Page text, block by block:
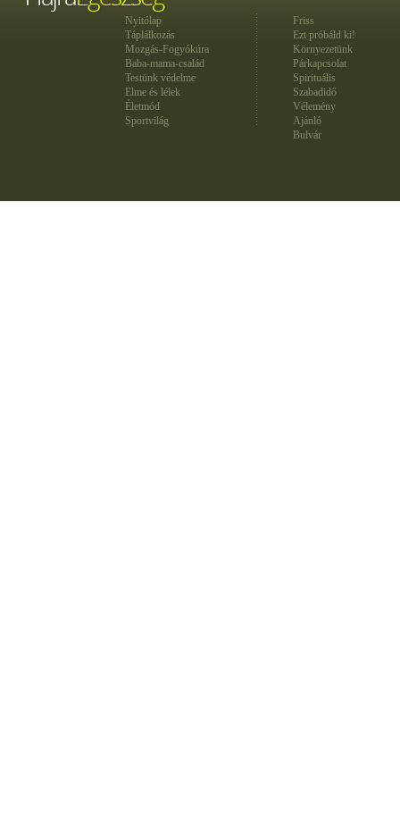
Nyitólap
Táplálkozás
Mozgás-Fogyókúra
Baba-mama-család
Testünk védelme
Elme és lélek
Életmód
Sportvilág
Friss
Ezt próbáld ki!
Környezetünk
Párkapcsolat
Spirituális
Szabadidő
Vélemény
Ajánló
Bulvár